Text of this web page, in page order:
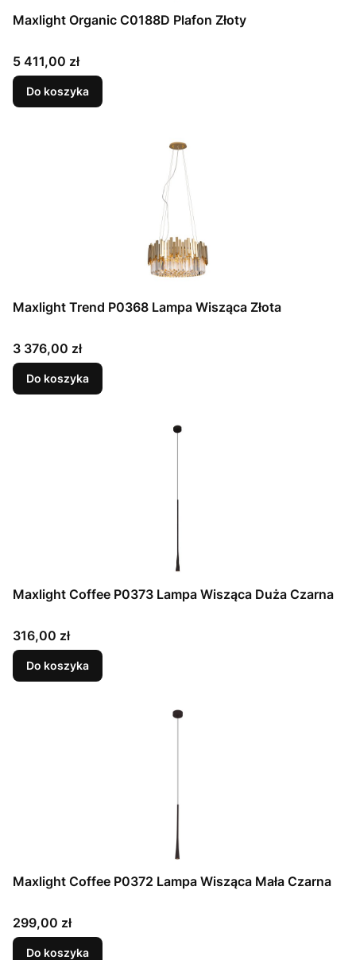
Maxlight Organic C0188D Plafon Złoty
Cena
5 411,00 zł
Do koszyka
Maxlight Trend P0368 Lampa Wisząca Złota
Cena
3 376,00 zł
Do koszyka
Maxlight Coffee P0373 Lampa Wisząca Duża Czarna
Cena
316,00 zł
Do koszyka
Maxlight Coffee P0372 Lampa Wisząca Mała Czarna
Cena
299,00 zł
Do koszyka